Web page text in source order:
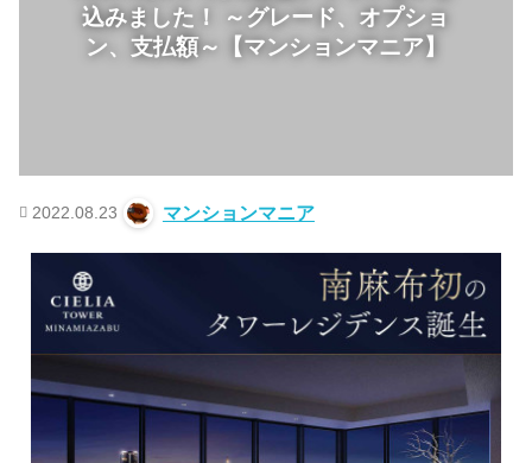
込みました！ ～グレード、オプショ
ン、支払額～【マンションマニア】
2022.08.23 マンションマニア